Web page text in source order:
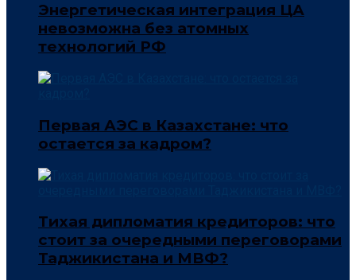
Энергетическая интеграция ЦА
невозможна без атомных
технологий РФ
Первая АЭС в Казахстане: что
остается за кадром?
Тихая дипломатия кредиторов: что
стоит за очередными переговорами
Таджикистана и МВФ?